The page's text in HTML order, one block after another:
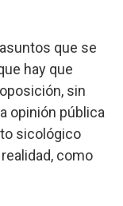
que se
hay que
sin
opinión pública
sicológico
como